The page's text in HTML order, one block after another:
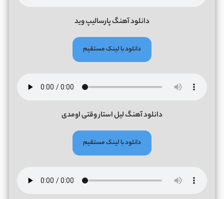
دانلود آهنگ پارسالیپ وید
دانلود با لینک مستقیم
دانلود آهنگ لیل استار وقتی اومدی
دانلود با لینک مستقیم